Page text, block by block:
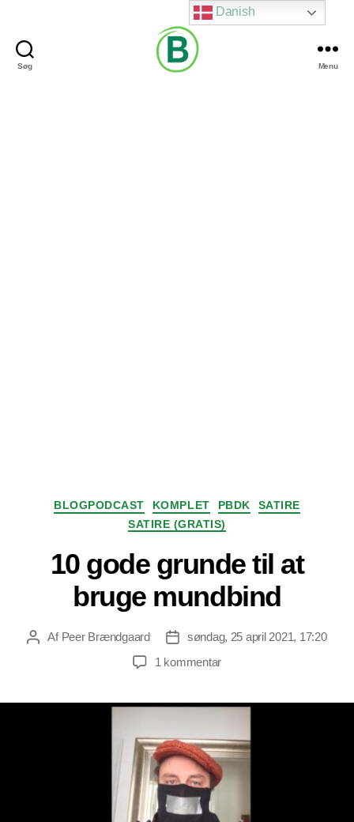
Søg Menu
Kategorier
BLOGPODCAST KOMPLET PBDK
SATIRE
SATIRE (GRATIS)
10 gode grunde til at
bruge mundbind
Indlægsforfatter
Af Peer Brændgaard Indlægsdato
søndag, 25 april 2021, 17:20
1 kommentartil
at
bruge
mundbind
Danish